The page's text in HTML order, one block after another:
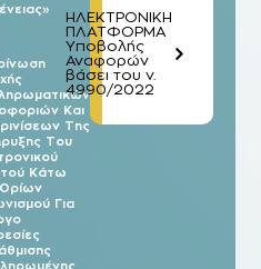
Και
Της
Του
Κάτω
Για
ΗΛΕΚΤΡΟΝΙΚΗ
ΠΛΑΤΦΟΡΜΑ
Υποβολής
Αναφορών
βάσει του ν.
4990/2022